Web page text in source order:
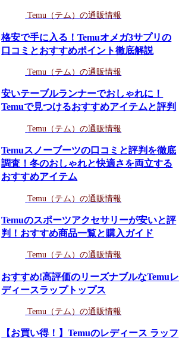
Temu（テム）の通販情報
格安で手に入る！Temuオメガ3サプリの
口コミとおすすめポイント徹底解説
Temu（テム）の通販情報
安いテーブルランナーでおしゃれに！
Temuで見つけるおすすめアイテムと評判
Temu（テム）の通販情報
Temuスノーブーツの口コミと評判を徹底
調査！冬のおしゃれと快適さを両立する
おすすめアイテム
Temu（テム）の通販情報
Temuのスポーツアクセサリーが安いと評
判！おすすめ商品一覧と購入ガイド
Temu（テム）の通販情報
おすすめ!高評価のリーズナブルなTemuレ
ディースラップトップス
Temu（テム）の通販情報
【お買い得！】Temuのレディース ラッフ